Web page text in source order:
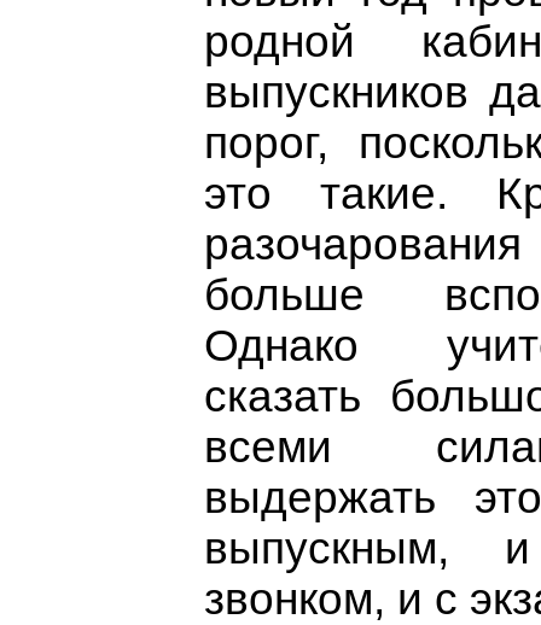
родной
выпускников
порог,
это такие.
больше
Однако
сказать
всеми
выдержать
выпускным,
звонком, и с